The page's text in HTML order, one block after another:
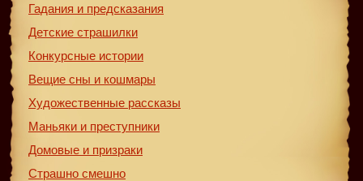
Гадания и предсказания
Детские страшилки
Конкурсные истории
Вещие сны и кошмары
Художественные рассказы
Маньяки и преступники
Домовые и призраки
Страшно смешно